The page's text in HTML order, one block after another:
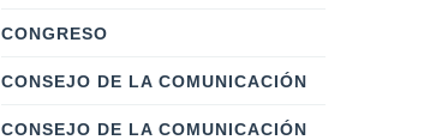
CONGRESO
CONSEJO DE LA COMUNICACIÓN
CONSEJO DE LA COMUNICACIÓN